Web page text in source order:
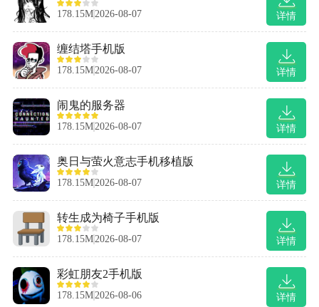
详情
178.15M2026-08-07
详情
缠结塔手机版
178.15M2026-08-07
详情
闹鬼的服务器
178.15M2026-08-07
详情
奥日与萤火意志手机移植版
178.15M2026-08-07
详情
转生成为椅子手机版
178.15M2026-08-07
详情
彩虹朋友2手机版
178.15M2026-08-06